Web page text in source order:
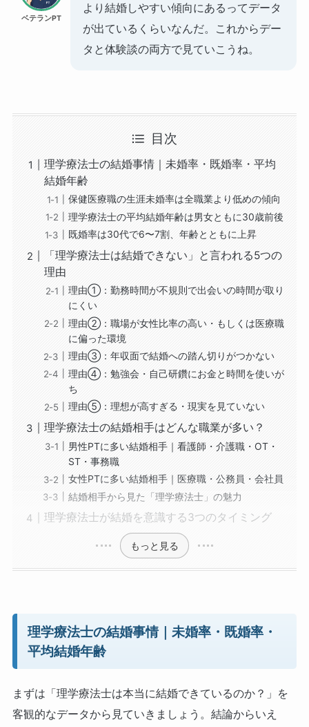
ベテランPT
より結婚しやすい傾向にあるってデータ
が出ているくらいなんだ。これからデー
タと体験談の両方で見ていこうね。
目次
理学療法士の結婚事情｜未婚率・既婚率・平均
結婚年齢
保健医療職の生涯未婚率は全職業より低めの傾向
理学療法士の平均結婚年齢は男女ともに30歳前後
既婚率は30代で6〜7割、年齢とともに上昇
「理学療法士は結婚できない」と言われる5つの
理由
理由①：勤務時間が不規則で出会いの時間が取り
にくい
理由②：職場が女性比率の高い・もしくは医療職
に偏った環境
理由③：年収面で結婚への踏ん切りがつかない
理由④：勉強会・自己研鑽にお金と時間を使いが
ち
理由⑤：理想が高すぎる・現実を見ていない
理学療法士の結婚相手はどんな職業が多い？
男性PTに多い結婚相手｜看護師・介護職・OT・
ST・事務職
女性PTに多い結婚相手｜医療職・公務員・会社員
結婚相手から見た「理学療法士」の魅力
理学療法士が結婚を意識する3つのタイミング
もっと見る
理学療法士の結婚事情｜未婚率・既婚率・
平均結婚年齢
まずは「理学療法士は本当に結婚できているのか？」を
客観的なデータから見ていきましょう。結論からいえ